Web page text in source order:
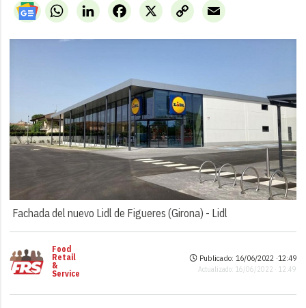
WhatsAppLinkedIn X
Facebook
Copy
Link
Email
Fachada del nuevo Lidl de Figueres (Girona) - Lidl
Food
Retail
&
Service
Publicado: 16/06/2022 ·12:49
Actualizado: 16/06/2022 · 12:49